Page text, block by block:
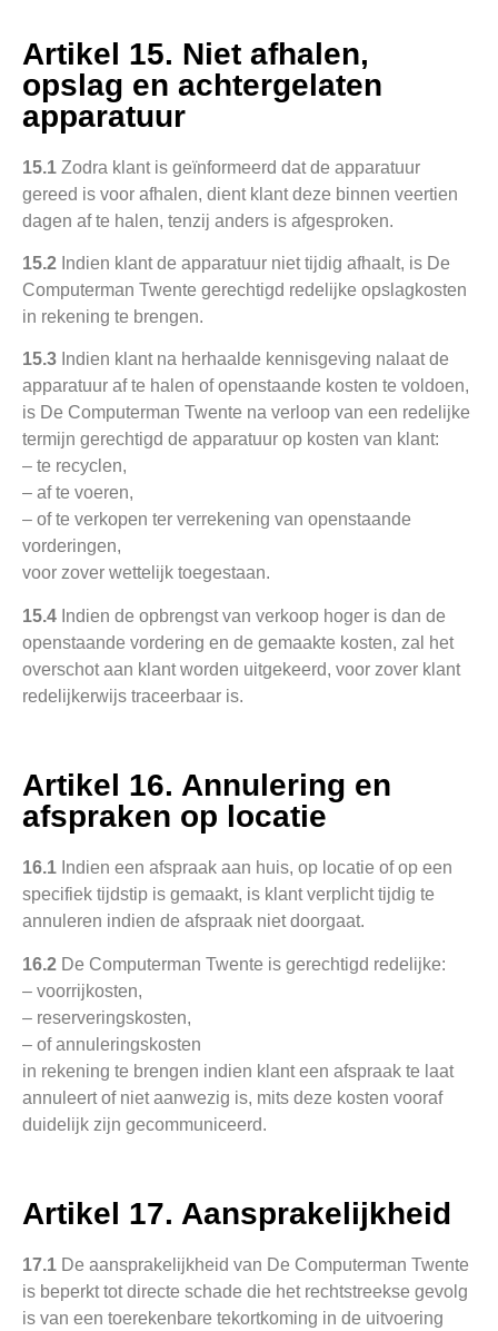
Artikel 15. Niet afhalen,
opslag en achtergelaten
apparatuur
15.1 Zodra klant is geïnformeerd dat de apparatuur
gereed is voor afhalen, dient klant deze binnen veertien
dagen af te halen, tenzij anders is afgesproken.
15.2 Indien klant de apparatuur niet tijdig afhaalt, is De
Computerman Twente gerechtigd redelijke opslagkosten
in rekening te brengen.
15.3 Indien klant na herhaalde kennisgeving nalaat de
apparatuur af te halen of openstaande kosten te voldoen,
is De Computerman Twente na verloop van een redelijke
termijn gerechtigd de apparatuur op kosten van klant:
– te recyclen,
– af te voeren,
– of te verkopen ter verrekening van openstaande
vorderingen,
voor zover wettelijk toegestaan.
15.4 Indien de opbrengst van verkoop hoger is dan de
openstaande vordering en de gemaakte kosten, zal het
overschot aan klant worden uitgekeerd, voor zover klant
redelijkerwijs traceerbaar is.
Artikel 16. Annulering en
afspraken op locatie
16.1 Indien een afspraak aan huis, op locatie of op een
specifiek tijdstip is gemaakt, is klant verplicht tijdig te
annuleren indien de afspraak niet doorgaat.
16.2 De Computerman Twente is gerechtigd redelijke:
– voorrijkosten,
– reserveringskosten,
– of annuleringskosten
in rekening te brengen indien klant een afspraak te laat
annuleert of niet aanwezig is, mits deze kosten vooraf
duidelijk zijn gecommuniceerd.
Artikel 17. Aansprakelijkheid
17.1 De aansprakelijkheid van De Computerman Twente
is beperkt tot directe schade die het rechtstreekse gevolg
is van een toerekenbare tekortkoming in de uitvoering